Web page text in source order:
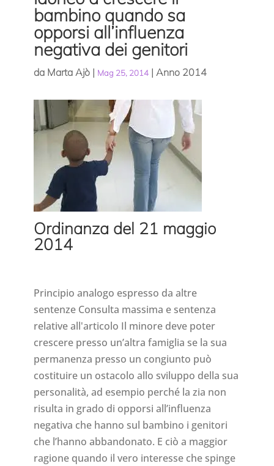
bambino quando sa
opporsi all’influenza
negativa dei genitori
da Marta Ajò| Mag 25, 2014| Anno 2014
Ordinanza del 21 maggio
2014
Principio analogo espresso da altre
sentenze Consulta massima e sentenza
relative all'articolo Il minore deve poter
crescere presso un’altra famiglia se la sua
permanenza presso un congiunto può
costituire un ostacolo allo sviluppo della sua
personalità, ad esempio perché la zia non
risulta in grado di opporsi all’influenza
negativa che hanno sul bambino i genitori
che l’hanno abbandonato. E ciò a maggior
ragione quando il vero interesse che spinge